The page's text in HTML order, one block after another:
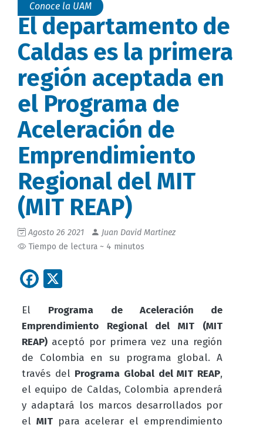
Conoce la UAM
El departamento de
Caldas es la primera
región aceptada en
el Programa de
Aceleración de
Emprendimiento
Regional del MIT
(MIT REAP)
Agosto 26 2021
Juan David Martinez
Tiempo de lectura ~ 4 minutos
Facebook
El Programa de Aceleración de
Emprendimiento Regional del MIT (MIT
REAP)aceptó por primera vez una región
de Colombia en su programa global. A
través del Programa Global del MIT REAP,
el equipo de Caldas, Colombia aprenderá
y adaptará los marcos desarrollados por
el MITpara acelerar el emprendimiento